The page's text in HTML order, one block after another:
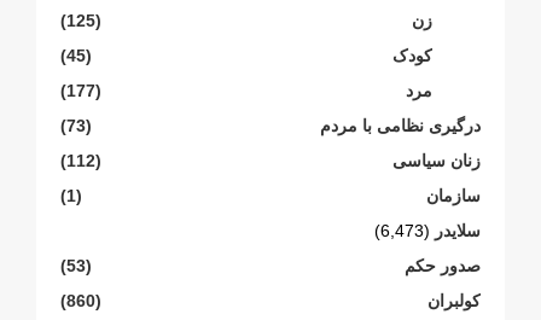
زن
(125)
کودک
(45)
مرد
(177)
درگیری نظامی با مردم
(73)
زنان سیاسی
(112)
سازمان
(1)
سلایدر (6,473)
صدور حکم
(53)
کولبران
(860)